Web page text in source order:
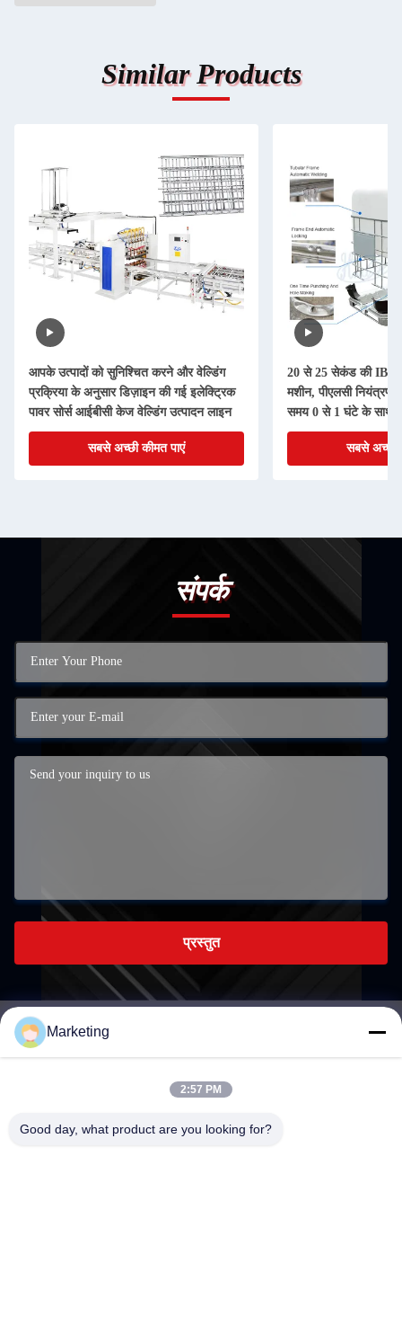
Similar Products
आपके उत्पादों को सुनिश्चित करने और वेल्डिंग
प्रक्रिया के अनुसार डिज़ाइन की गई इलेक्ट्रिक
पावर सोर्स आईबीसी केज वेल्डिंग उत्पादन लाइन
सबसे अच्छी कीमत पाएं
20 से 25 सेकंड की IBC
मशीन, पीएलसी नियंत्रण
समय 0 से 1 घंटे के साथ
सबसे अच्छी
संपर्क
प्रस्तुत
marketing@hwashi.com
Marketing
2:57 PM
Good day, what product are you looking for?